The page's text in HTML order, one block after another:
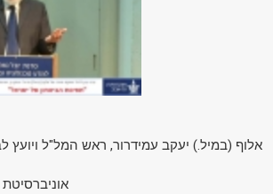
אלוף (במיל.) יעקב עמידרור, ראש המל"ל ויועץ